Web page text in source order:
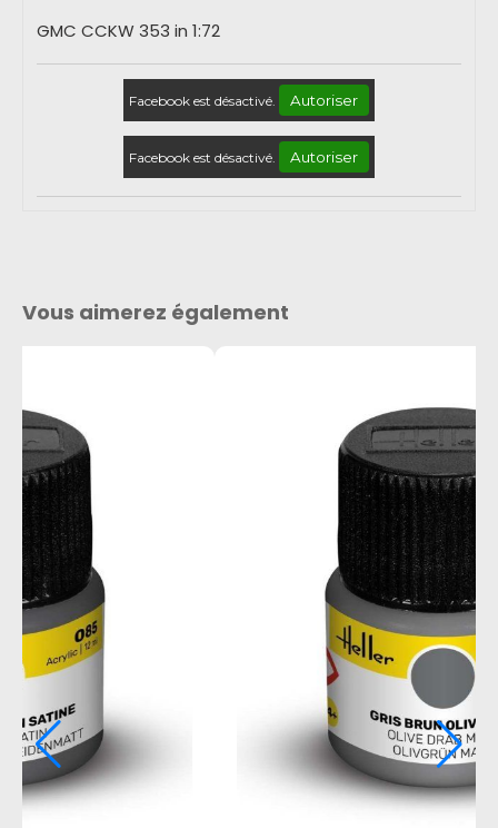
GMC CCKW 353 in 1:72
Facebook est désactivé. Autoriser
Facebook est désactivé. Autoriser
Vous aimerez également